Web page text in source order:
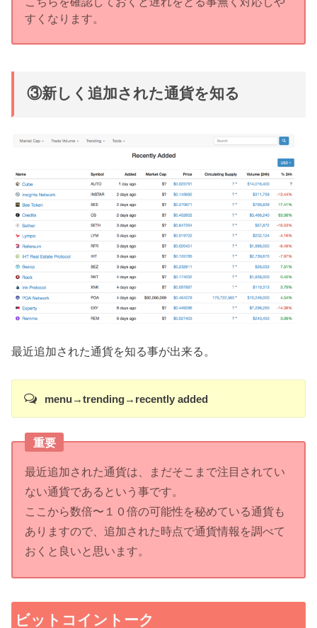
すくなります。
③新しく追加された通貨を知る
最近追加された通貨を知る事が出来る。
menu→trending→recently added
重要
最近追加された通貨は、まだそこまで注目されてい
ない通貨であるという事です。
ここから数倍〜１０倍の可能性を秘めている通貨も
ありますので、追加された時点で通貨情報を調べて
おくと良いと思います。
ビットコイントーク